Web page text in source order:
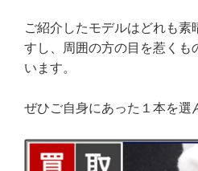
ご紹介したモデルはどれも素
すし、周囲の方の目を惹くも
います。
ぜひご自身にあった１本を選